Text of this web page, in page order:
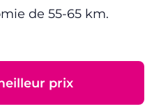
de 55-65 km.
prix